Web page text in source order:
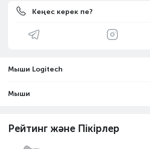
Кеңес керек пе?
Мыши Logitech
Мыши
Рейтинг және Пікірлер